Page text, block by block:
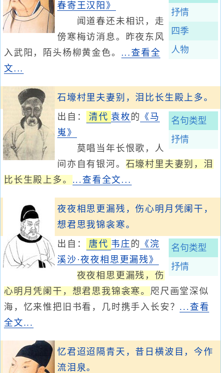
抒情
四季
人物
春寄王汉阳》
闻道春还未相识，走
傍寒梅访消息。昨夜东风
入武阳，陌头杨柳黄金色。 ...查看全
文...
石壕村里夫妻别，泪比长生殿上多。
名句类型
抒情
出自： 清代 袁枚 的 《马
嵬》
莫唱当年长恨歌，人
间亦自有银河。 石壕村里夫妻别，泪
比长生殿上多。 ...查看全文...
夜夜相思更漏残，伤心明月凭阑干，
想君思我锦衾寒。
名句类型
抒情
出自： 唐代 韦庄 的 《浣
溪沙·夜夜相思更漏残》
夜夜相思更漏残，伤
心明月凭阑干，想君思我锦衾寒。 咫尺画堂深似
海，忆来惟把旧书看，几时携手入长安？ ...查看
全文...
忆君迢迢隔青天，昔日横波目，今作
流泪泉。